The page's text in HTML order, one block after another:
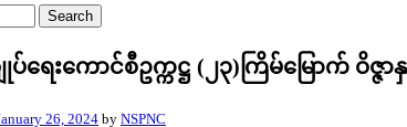
ရေးကောင်စီဥက္ကဋ္ဌ (၂၃)ကြိမ်မြောက်
26, 2024 by NSPNC